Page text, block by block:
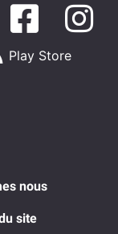
Play Store
nous
site